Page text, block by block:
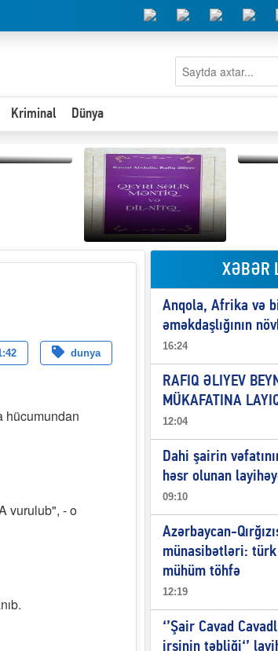
Kriminal Dünya
“Qeyri-səlis məntiq və
dil-nitq” elmimizə
dunya
hücumundan
vurulub", - o
XƏBƏR
Anqola, Afrika və
əməkdaşlığının
16:24
RAFIQ ƏLIYEV
MÜKAFATINA
12:04
Dahi şairin
həsr olunan
09:10
Azərbaycan-
münasibətləri: türk
mühüm töhfə
12:19
‘’Şair Cavad
irsinin təbliği‘’